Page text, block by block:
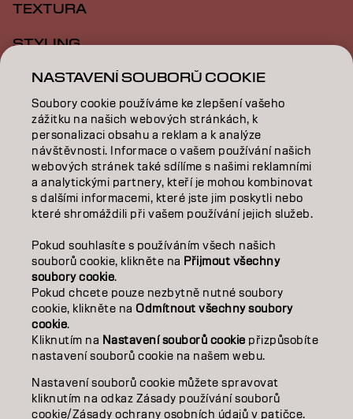
TEXTURA
STYLING
INSPIRACE
VZDĚLÁVÁNÍ
O NÁS
SALON FINDER
STAŇTE SE PARTNEREM
KONTAKTUJTE NÁS
KontaktZásady ochrany osobních údajů
Zásady používání souborů cookie
PřístupnostZávazek k udržitelnosti
CZ | CZECH
NASTAVENÍ SOUBORŮ COOKIE
Soubory cookie používáme ke zlepšení vašeho
zážitku na našich webových stránkách, k
personalizaci obsahu a reklam a k analýze
návštěvnosti. Informace o vašem používání našich
webových stránek také sdílíme s našimi reklamními
a analytickými partnery, kteří je mohou kombinovat
s dalšími informacemi, které jste jim poskytli nebo
které shromáždili při vašem používání jejich služeb.
Pokud souhlasíte s používáním všech našich
souborů cookie, klikněte na Přijmout všechny
soubory cookie.
Pokud chcete pouze nezbytně nutné soubory
cookie, klikněte naOdmítnout všechny soubory
cookie.
Kliknutím na Nastavení souborů cookie přizpůsobíte
nastavení souborů cookie na našem webu.
Nastavení souborů cookie můžete spravovat
kliknutím na odkaz Zásady používání souborů
cookie/Zásady ochrany osobních údajů v patičce.